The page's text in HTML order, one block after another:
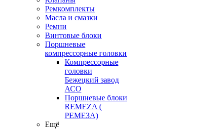
Ремкомплекты
Масла и смазки
Ремни
Винтовые блоки
Поршневые
компрессорные головки
Компрессорные
головки
Бежецкий завод
АСО
Поршневые блоки
REMEZA (
РЕМЕЗА)
Ещё